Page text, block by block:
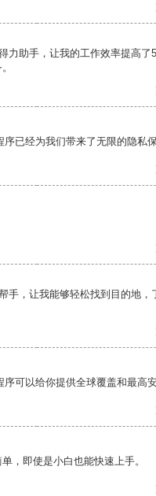
力助手，让我的工作效率提高了
已经为我们带来了无限的隐私保
手，让我能够轻松找到目的地，
可以给你提供全球覆盖和最高安
，即使是小白也能快速上手。